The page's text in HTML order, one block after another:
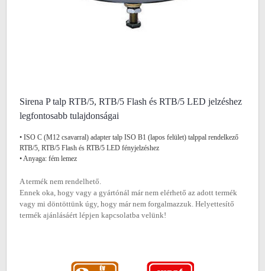
Sirena P talp RTB/5, RTB/5 Flash és RTB/5 LED jelzéshez
legfontosabb tulajdonságai
• ISO C (M12 csavarral) adapter talp ISO B1 (lapos felület) talppal rendelkező
RTB/5, RTB/5 Flash és RTB/5 LED fényjelzéshez
• Anyaga: fém lemez
A termék nem rendelhető.
Ennek oka, hogy vagy a gyártónál már nem elérhető az adott termék
vagy mi döntöttünk úgy, hogy már nem forgalmazzuk. Helyettesítő
termék ajánlásáért lépjen kapcsolatba velünk!